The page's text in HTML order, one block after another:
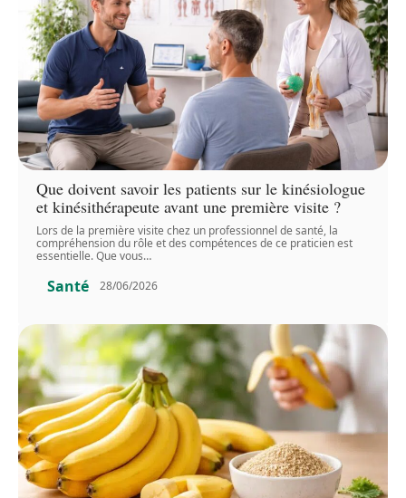
Que doivent savoir les patients sur le kinésiologue
et kinésithérapeute avant une première visite ?
Lors de la première visite chez un professionnel de santé, la
compréhension du rôle et des compétences de ce praticien est
essentielle. Que vous…
Santé 28/06/2026